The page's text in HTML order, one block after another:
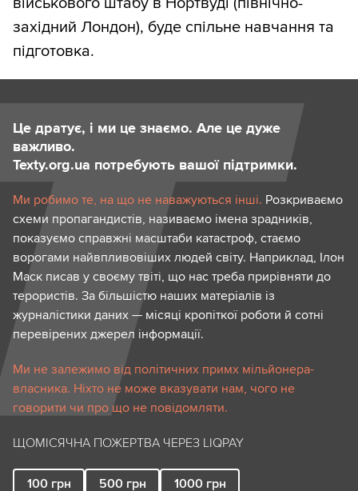
західний Лондон), буде спільне навчання та
підготовка.
Це дратує, і ми це знаємо. Але це дуже
важливо.
Texty.org.ua потребують вашої підтримки.
Ми робимо те, на що не наважуються інші. Розкриваємо
схеми пропагандистів, називаємо імена зрадників,
показуємо справжні масштаби катастроф, стаємо
ворогами найвпливовіших людей світу. Наприклад, Ілон
Маск писав у своєму твіті, що нас треба прирівняти до
терористів. За більшістю наших матеріалів із
журналістики даних — місяці кропіткої роботи й сотні
перевірених джерел інформації.
Ми не залежимо від політичних примх мільйонера-
власника. Ніхто не може вказувати нам, чого не
говорити чи про що не повідомляти.
ЩОМІСЯЧНА ПОЖЕРТВА ЧЕРЕЗ LIQPAY
100 грн 500 грн 1000 грн